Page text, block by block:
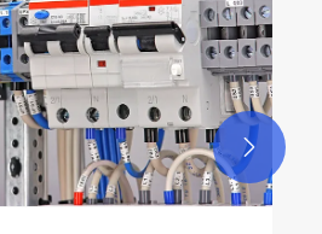
solární systém
